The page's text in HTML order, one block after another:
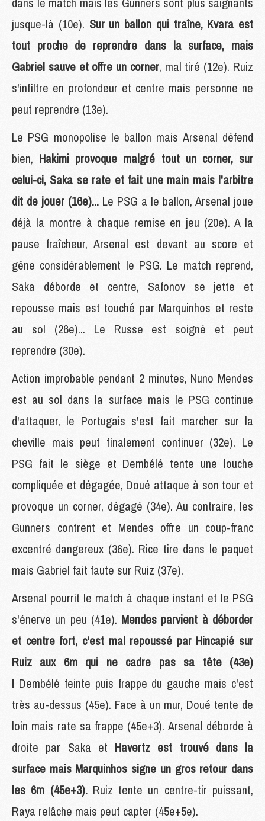
jusque-là (10e). Sur un ballon qui traîne, Kvara est
tout proche de reprendre dans la surface, mais
Gabriel sauve et offre un corner, mal tiré (12e). Ruiz
s'infiltre en profondeur et centre mais personne ne
peut reprendre (13e).
Le PSG monopolise le ballon mais Arsenal défend
bien, Hakimi provoque malgré tout un corner, sur
celui-ci, Saka se rate et fait une main mais l'arbitre
dit de jouer (16e)... Le PSG a le ballon, Arsenal joue
déjà la montre à chaque remise en jeu (20e). A la
pause fraîcheur, Arsenal est devant au score et
gêne considérablement le PSG. Le match reprend,
Saka déborde et centre, Safonov se jette et
repousse mais est touché par Marquinhos et reste
au sol (26e)... Le Russe est soigné et peut
reprendre (30e).
Action improbable pendant 2 minutes, Nuno Mendes
est au sol dans la surface mais le PSG continue
d'attaquer, le Portugais s'est fait marcher sur la
cheville mais peut finalement continuer (32e). Le
PSG fait le siège et Dembélé tente une louche
compliquée et dégagée, Doué attaque à son tour et
provoque un corner, dégagé (34e). Au contraire, les
Gunners contrent et Mendes offre un coup-franc
excentré dangereux (36e). Rice tire dans le paquet
mais Gabriel fait faute sur Ruiz (37e).
Arsenal pourrit le match à chaque instant et le PSG
s'énerve un peu (41e). Mendes parvient à déborder
et centre fort, c'est mal repoussé par Hincapié sur
Ruiz aux 6m qui ne cadre pas sa tête (43e)
! Dembélé feinte puis frappe du gauche mais c'est
très au-dessus (45e). Face à un mur, Doué tente de
loin mais rate sa frappe (45e+3). Arsenal déborde à
droite par Saka et Havertz est trouvé dans la
surface mais Marquinhos signe un gros retour dans
les 6m (45e+3). Ruiz tente un centre-tir puissant,
Raya relâche mais peut capter (45e+5e).